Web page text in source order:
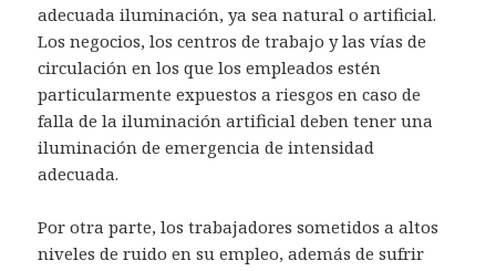
adecuada iluminación, ya sea natural o artificial.
Los negocios, los centros de trabajo y las vías de
circulación en los que los empleados estén
particularmente expuestos a riesgos en caso de
falla de la iluminación artificial deben tener una
iluminación de emergencia de intensidad
adecuada.
Por otra parte, los trabajadores sometidos a altos
niveles de ruido en su empleo, además de sufrir